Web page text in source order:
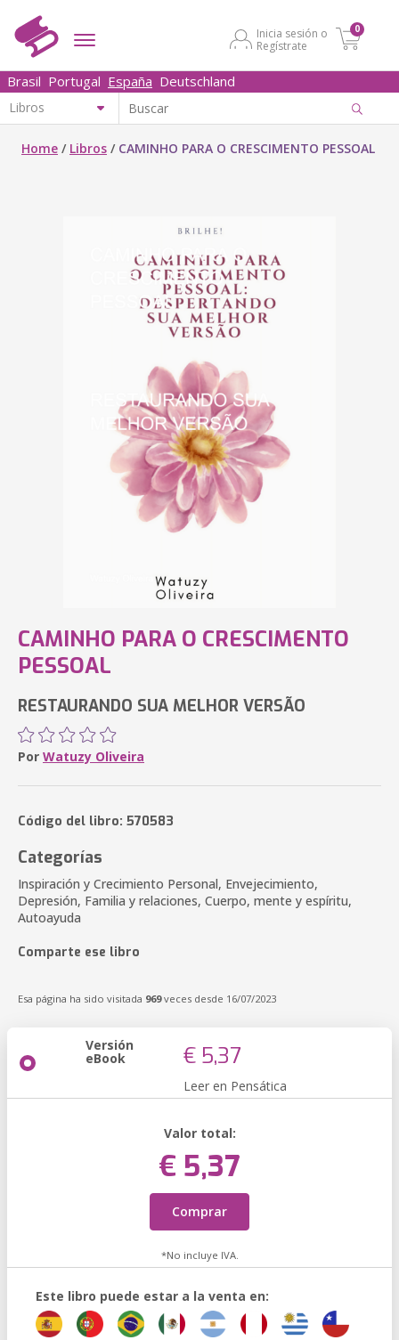
Inicia sesión o
Regístrate
0
Brasil Portugal España Deutschland
Home / Libros / CAMINHO PARA O CRESCIMENTO PESSOAL
CAMINHO PARA O CRESCIMENTO
PESSOAL
RESTAURANDO SUA MELHOR VERSÃO
Por Watuzy Oliveira
Código del libro: 570583
Categorías
Inspiración y Crecimiento Personal, Envejecimiento,
Depresión, Familia y relaciones, Cuerpo, mente y espíritu,
Autoayuda
Comparte ese libro
Esa página ha sido visitada 969veces desde 16/07/2023
Versión
eBook € 5,37
Leer en Pensática
Valor total:
€ 5,37
Comprar
*No incluye IVA.
Este libro puede estar a la venta en: